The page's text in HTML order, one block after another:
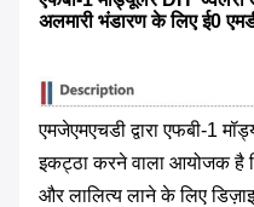
अलमारी भंडारण के लिए ई0
एमजेएमएचडी द्वारा एफबी-1
इकट्ठा करने वाला आयोजक है
और लालित्य लाने के लिए